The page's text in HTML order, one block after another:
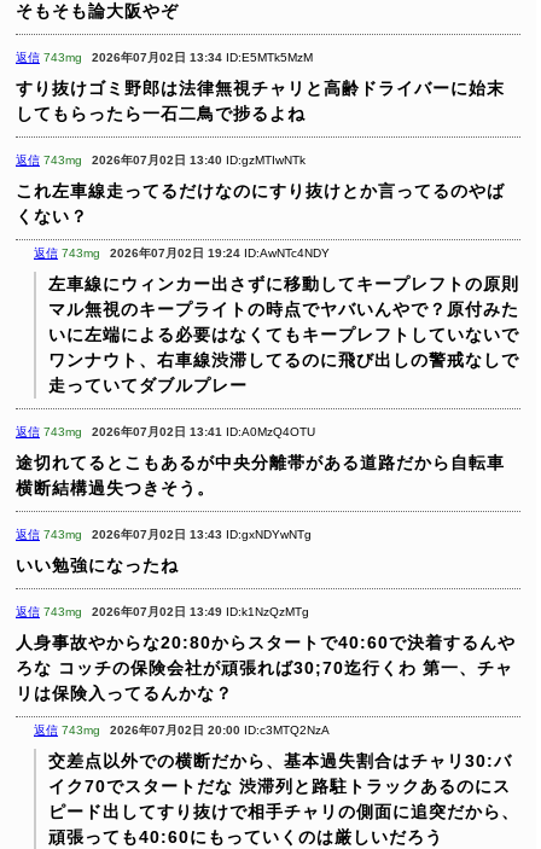
そもそも論大阪やぞ
返信 743mg 2026年07月02日 13:34 ID:E5MTk5MzM
すり抜けゴミ野郎は法律無視チャリと高齢ドライバーに始末
してもらったら一石二鳥で捗るよね
返信 743mg 2026年07月02日 13:40 ID:gzMTIwNTk
これ左車線走ってるだけなのにすり抜けとか言ってるのやば
くない？
返信 743mg 2026年07月02日 19:24 ID:AwNTc4NDY
左車線にウィンカー出さずに移動してキープレフトの原則
マル無視のキープライトの時点でヤバいんやで？原付みた
いに左端による必要はなくてもキープレフトしていないで
ワンナウト、右車線渋滞してるのに飛び出しの警戒なしで
走っていてダブルプレー
返信 743mg 2026年07月02日 13:41 ID:A0MzQ4OTU
途切れてるとこもあるが中央分離帯がある道路だから自転車
横断結構過失つきそう。
返信 743mg 2026年07月02日 13:43 ID:gxNDYwNTg
いい勉強になったね
返信 743mg 2026年07月02日 13:49 ID:k1NzQzMTg
人身事故やからな20:80からスタートで40:60で決着するんや
ろな コッチの保険会社が頑張れば30;70迄行くわ 第一、チャ
リは保険入ってるんかな？
返信 743mg 2026年07月02日 20:00 ID:c3MTQ2NzA
交差点以外での横断だから、基本過失割合はチャリ30:バ
イク70でスタートだな 渋滞列と路駐トラックあるのにス
ピード出してすり抜けで相手チャリの側面に追突だから、
頑張っても40:60にもっていくのは厳しいだろう